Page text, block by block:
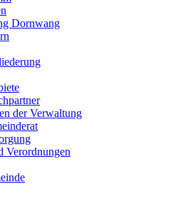
Dornwang
der Verwaltung
Verordnungen